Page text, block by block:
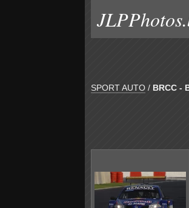
SPORT AUTO / BRCC -